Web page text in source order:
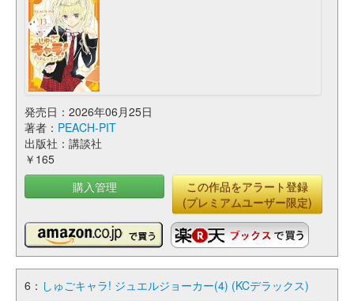
発売日：2026年06月25日
著者： PEACH-PIT
出版社：講談社
￥165
購入管理
この作品をアラート登録
(プレミアムユーザー限定)
6： しゅごキャラ! ジュエルジョーカー(4) (KCデラックス)